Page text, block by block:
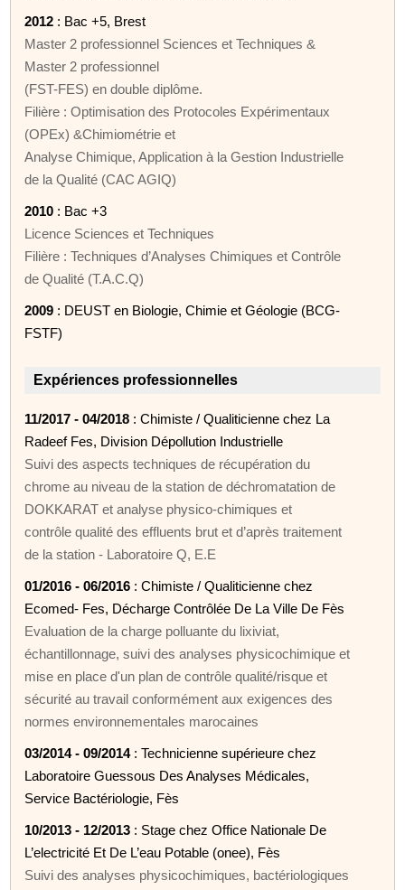
2012 : Bac +5, Brest
Master 2 professionnel Sciences et Techniques &
Master 2 professionnel
(FST-FES) en double diplôme.
Filière : Optimisation des Protocoles Expérimentaux
(OPEx) &Chimiométrie et
Analyse Chimique, Application à la Gestion Industrielle
de la Qualité (CAC AGIQ)
2010 : Bac +3
Licence Sciences et Techniques
Filière : Techniques d’Analyses Chimiques et Contrôle
de Qualité (T.A.C.Q)
2009 : DEUST en Biologie, Chimie et Géologie (BCG-
FSTF)
Expériences professionnelles
11/2017 - 04/2018 : Chimiste / Qualiticienne chez La
Radeef Fes, Division Dépollution Industrielle
Suivi des aspects techniques de récupération du
chrome au niveau de la station de déchromatation de
DOKKARAT et analyse physico-chimiques et
contrôle qualité des effluents brut et d’après traitement
de la station - Laboratoire Q, E.E
01/2016 - 06/2016 : Chimiste / Qualiticienne chez
Ecomed- Fes, Décharge Contrôlée De La Ville De Fès
Evaluation de la charge polluante du lixiviat,
échantillonnage, suivi des analyses physicochimique et
mise en place d'un plan de contrôle qualité/risque et
sécurité au travail conformément aux exigences des
normes environnementales marocaines
03/2014 - 09/2014: Technicienne supérieure chez
Laboratoire Guessous Des Analyses Médicales,
Service Bactériologie, Fès
10/2013 - 12/2013 : Stage chez Office Nationale De
L’electricité Et De L’eau Potable (onee), Fès
Suivi des analyses physicochimiques, bactériologiques